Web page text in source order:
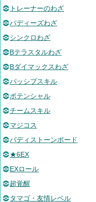
トレーナーのわざ
バディーズわざ
シンクロわざ
Bテラスタルわざ
Bダイマックスわざ
パッシブスキル
ポテンシャル
チームスキル
マジコス
バディストーンボード
★6EX
EXロール
超覚醒
タマゴ・友情レベル